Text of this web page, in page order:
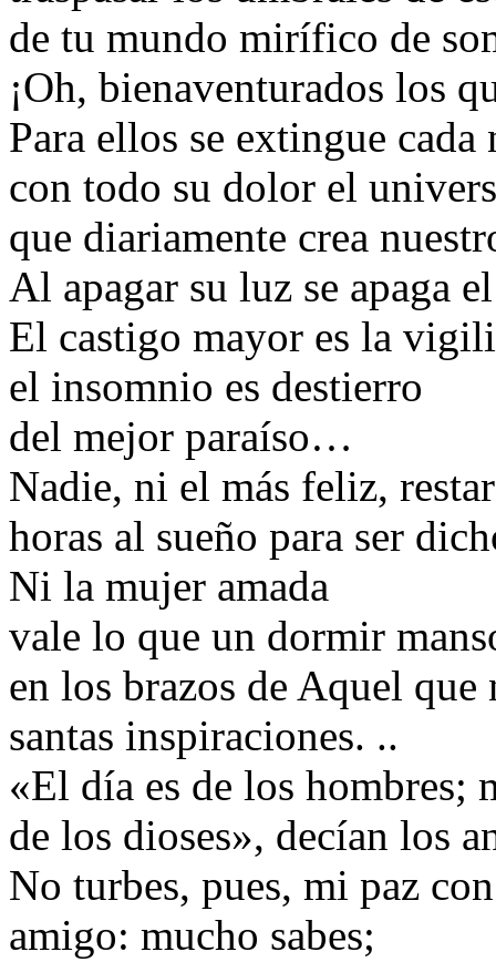
de tu mundo mirífico de
¡Oh, bienaventurados los
Para ellos se extingue cada
con todo su dolor el
que diariamente crea
Al apagar su luz se apaga
El castigo mayor es la
el insomnio es destierro
del mejor paraíso…
Nadie, ni el más feliz,
horas al sueño para ser
Ni la mujer amada
vale lo que un dormir
en los brazos de Aquel que
santas inspiraciones. ..
«El día es de los hombres;
de los dioses», decían los
No turbes, pues, mi paz
amigo: mucho sabes;